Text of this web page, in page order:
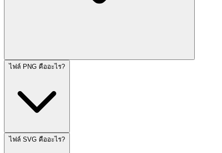
ไฟล์ PNG คืออะไร?
ไฟล์ SVG คืออะไร?